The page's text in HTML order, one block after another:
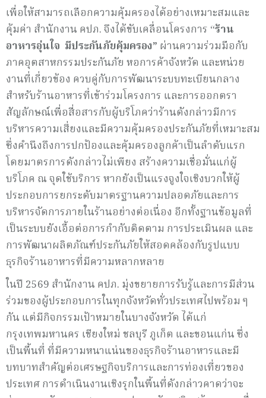
เพื่อให้สามารถเลือกความคุ้มครองได้อย่างเหมาะสมและ
คุ้มค่า สำนักงาน คปภ. จึงได้ขับเคลื่อนโครงการ “ร้าน
อาหารอุ่นใจ มีประกันภัยคุ้มครอง” ผ่านความร่วมมือกับ
ภาคอุตสาหกรรมประกันภัย หอการค้าจังหวัด และหน่วย
งานที่เกี่ยวข้อง ควบคู่กับการพัฒนาระบบทะเบียนกลาง
สำหรับร้านอาหารที่เข้าร่วมโครงการ และการออกตรา
สัญลักษณ์เพื่อสื่อสารกับผู้บริโภคว่าร้านดังกล่าวมีการ
บริหารความเสี่ยงและมีความคุ้มครองประกันภัยที่เหมาะสม
ซึ่งคำนึงถึงการปกป้องและคุ้มครองลูกค้าเป็นลำดับแรก
โดยมาตรการดังกล่าวไม่เพียง สร้างความเชื่อมั่นแก่ผู้
บริโภค ณ จุดใช้บริการ หากยังเป็นแรงจูงใจเชิงบวกให้ผู้
ประกอบการยกระดับมาตรฐานความปลอดภัยและการ
บริหารจัดการภายในร้านอย่างต่อเนื่อง อีกทั้งฐานข้อมูลที่
เป็นระบบยังเอื้อต่อการกำกับติดตาม การประเมินผล และ
การพัฒนาผลิตภัณฑ์ประกันภัยให้สอดคล้องกับรูปแบบ
ธุรกิจร้านอาหารที่มีความหลากหลาย
ในปี 2569 สำนักงาน คปภ. มุ่งขยายการรับรู้และการมีส่วน
ร่วมของผู้ประกอบการในทุกจังหวัดทั่วประเทศไปพร้อม ๆ
กัน แต่มีกิจกรรมเป้าหมายในบางจังหวัด ได้แก่
กรุงเทพมหานคร เชียงใหม่ ชลบุรี ภูเก็ต และขอนแก่น ซึ่ง
เป็นพื้นที่ ที่มีความหนาแน่นของธุรกิจร้านอาหารและมี
บทบาทสำคัญต่อเศรษฐกิจบริการและการท่องเที่ยวของ
ประเทศ การดำเนินงานเชิงรุกในพื้นที่ดังกล่าวคาดว่าจะ